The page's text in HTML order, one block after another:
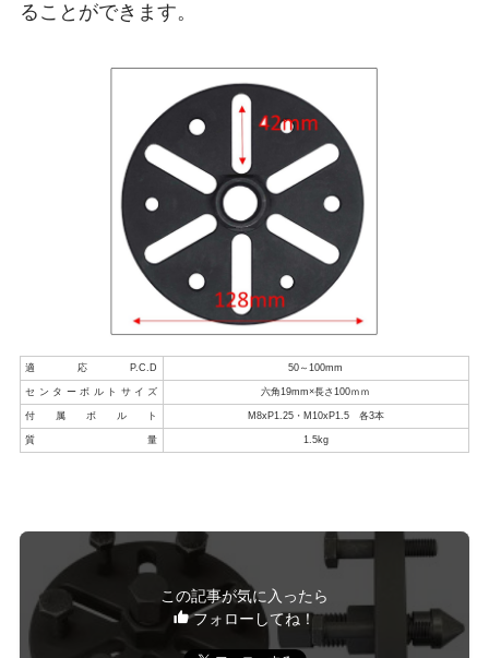
ることができます。
適応P.C.D 50～100mm
センターボルトサイズ 六角19mm×長さ100ｍｍ
付属ボルト M8xP1.25・M10xP1.5 各3本
質量 1.5kg
この記事が気に入ったら
フォローしてね！